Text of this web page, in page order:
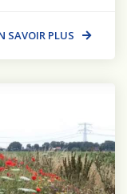
SAVOIR PLUS